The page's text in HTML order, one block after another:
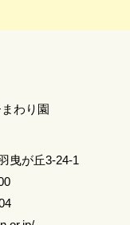
わり園
曳が丘3-24-1